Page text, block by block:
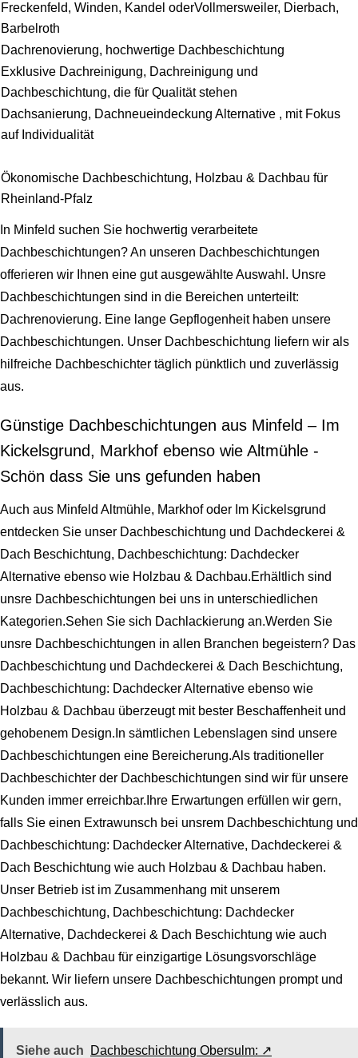
Freckenfeld, Winden, Kandel oderVollmersweiler, Dierbach,
Barbelroth
Dachrenovierung, hochwertige Dachbeschichtung
Exklusive Dachreinigung, Dachreinigung und
Dachbeschichtung, die für Qualität stehen
Dachsanierung, Dachneueindeckung Alternative , mit Fokus
auf Individualität
Ökonomische Dachbeschichtung, Holzbau & Dachbau für
Rheinland-Pfalz
In Minfeld suchen Sie hochwertig verarbeitete
Dachbeschichtungen? An unseren Dachbeschichtungen
offerieren wir Ihnen eine gut ausgewählte Auswahl. Unsre
Dachbeschichtungen sind in die Bereichen unterteilt:
Dachrenovierung. Eine lange Gepflogenheit haben unsere
Dachbeschichtungen. Unser Dachbeschichtung liefern wir als
hilfreiche Dachbeschichter täglich pünktlich und zuverlässig
aus.
Günstige Dachbeschichtungen aus Minfeld – Im
Kickelsgrund, Markhof ebenso wie Altmühle -
Schön dass Sie uns gefunden haben
Auch aus Minfeld Altmühle, Markhof oder Im Kickelsgrund
entdecken Sie unser Dachbeschichtung und Dachdeckerei &
Dach Beschichtung, Dachbeschichtung: Dachdecker
Alternative ebenso wie Holzbau & Dachbau.Erhältlich sind
unsre Dachbeschichtungen bei uns in unterschiedlichen
Kategorien.Sehen Sie sich Dachlackierung an.Werden Sie
unsre Dachbeschichtungen in allen Branchen begeistern? Das
Dachbeschichtung und Dachdeckerei & Dach Beschichtung,
Dachbeschichtung: Dachdecker Alternative ebenso wie
Holzbau & Dachbau überzeugt mit bester Beschaffenheit und
gehobenem Design.In sämtlichen Lebenslagen sind unsere
Dachbeschichtungen eine Bereicherung.Als traditioneller
Dachbeschichter der Dachbeschichtungen sind wir für unsere
Kunden immer erreichbar.Ihre Erwartungen erfüllen wir gern,
falls Sie einen Extrawunsch bei unsrem Dachbeschichtung und
Dachbeschichtung: Dachdecker Alternative, Dachdeckerei &
Dach Beschichtung wie auch Holzbau & Dachbau haben.
Unser Betrieb ist im Zusammenhang mit unserem
Dachbeschichtung, Dachbeschichtung: Dachdecker
Alternative, Dachdeckerei & Dach Beschichtung wie auch
Holzbau & Dachbau für einzigartige Lösungsvorschläge
bekannt. Wir liefern unsere Dachbeschichtungen prompt und
verlässlich aus.
Siehe auch
Dachbeschichtung Obersulm: ↗️